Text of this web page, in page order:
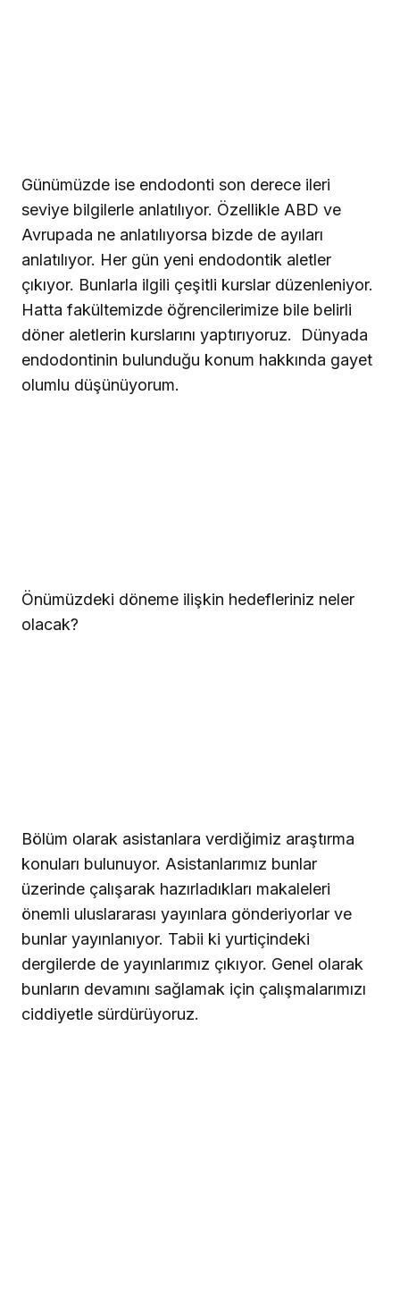
Günümüzde ise endodonti son derece ileri
seviye bilgilerle anlatılıyor. Özellikle ABD ve
Avrupada ne anlatılıyorsa bizde de ayıları
anlatılıyor. Her gün yeni endodontik aletler
çıkıyor. Bunlarla ilgili çeşitli kurslar düzenleniyor.
Hatta fakültemizde öğrencilerimize bile belirli
döner aletlerin kurslarını yaptırıyoruz.
Dünyada
endodontinin bulunduğu konum hakkında gayet
olumlu düşünüyorum.
Önümüzdeki döneme ilişkin hedefleriniz neler
olacak?
Bölüm olarak asistanlara verdiğimiz araştırma
konuları bulunuyor. Asistanlarımız bunlar
üzerinde çalışarak hazırladıkları makaleleri
önemli uluslararası yayınlara gönderiyorlar ve
bunlar yayınlanıyor. Tabii ki yurtiçindeki
dergilerde de yayınlarımız çıkıyor. Genel olarak
bunların devamını sağlamak için çalışmalarımızı
ciddiyetle sürdürüyoruz.